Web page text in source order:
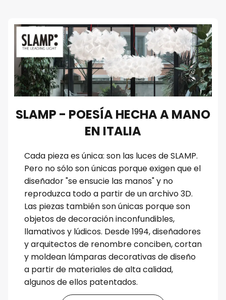
SLAMP - POESÍA HECHA A MANO
EN ITALIA
Cada pieza es única: son las luces de SLAMP.
Pero no sólo son únicas porque exigen que el
diseñador "se ensucie las manos" y no
reproduzca todo a partir de un archivo 3D.
Las piezas también son únicas porque son
objetos de decoración inconfundibles,
llamativos y lúdicos. Desde 1994, diseñadores
y arquitectos de renombre conciben, cortan
y moldean lámparas decorativas de diseño
a partir de materiales de alta calidad,
algunos de ellos patentados.